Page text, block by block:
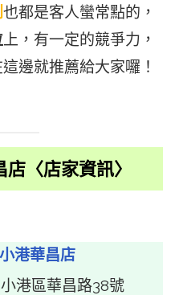
也都是客人蠻常點的，
上，有一定的競爭力，
邊就推薦給大家囉！
〈店家資訊〉
港華昌店
港區華昌路38號